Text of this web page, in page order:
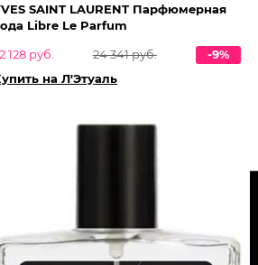
SAINT LAURENT Парфюмерная
Libre Le Parfum
128 руб.
24 341 руб.
-9%
на Л'Этуаль